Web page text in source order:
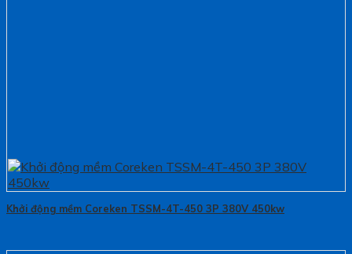
Khởi động mềm Coreken TSSM-4T-450 3P 380V 450kw